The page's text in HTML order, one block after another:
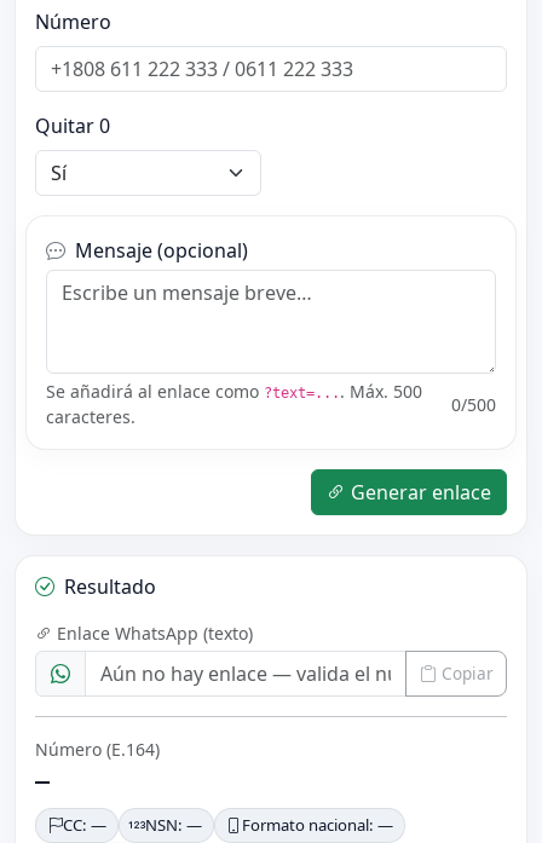
Número
Quitar 0
Mensaje (opcional)
Se añadirá al enlace como ?text=... . Máx. 500
caracteres.
0/500
Generar enlace
Resultado
Enlace WhatsApp (texto)
Copiar
Número (E.164)
—
CC: — NSN: — Formato nacional: —